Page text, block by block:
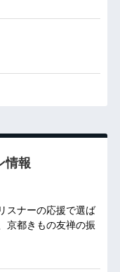
情報
スナーの応援で選ば
京都きもの友禅の振